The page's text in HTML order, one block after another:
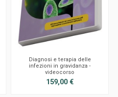
Diagnosi e terapia delle
infezioni in gravidanza -
videocorso
159,00 €